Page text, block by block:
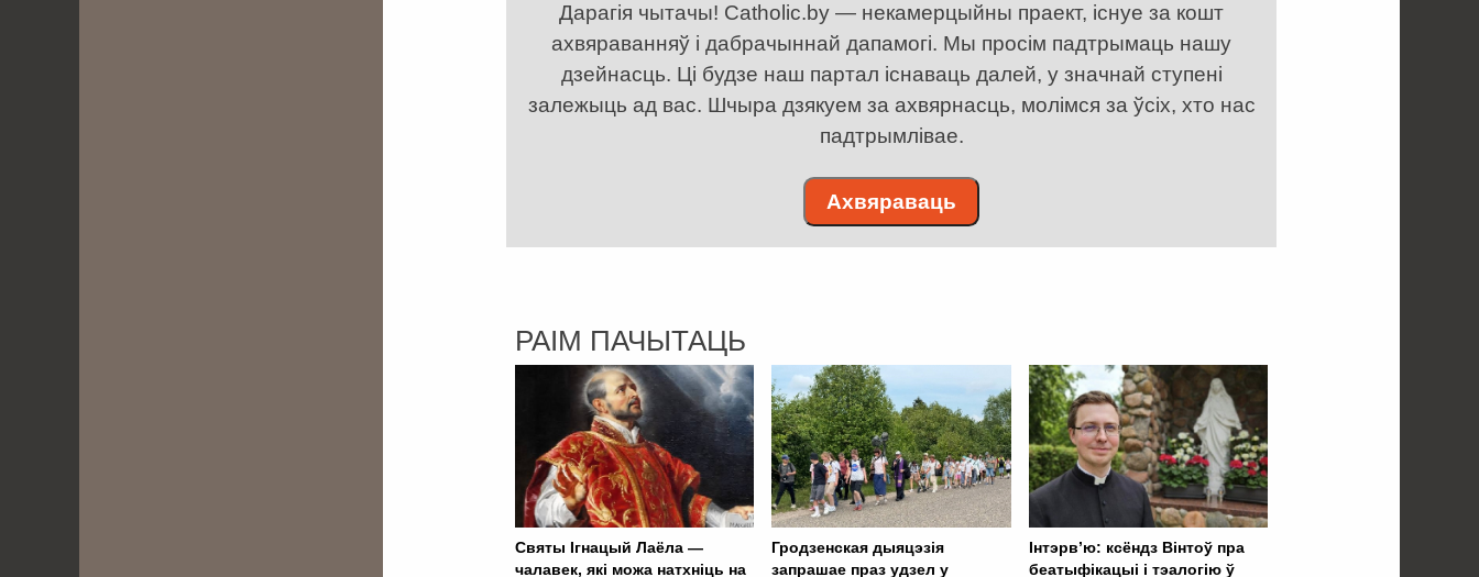
Дарагія чытачы! Catholic.by — некамерцыйны праект, існуе за кошт
ахвяраванняў і дабрачыннай дапамогі. Мы просім падтрымаць нашу
дзейнасць. Ці будзе наш партал існаваць далей, у значнай ступені
залежыць ад вас. Шчыра дзякуем за ахвярнасць, молімся за ўсіх, хто нас
падтрымлівае.
Ахвяраваць
РАІМ ПАЧЫТАЦЬ
Святы Ігнацый Лаёла —
чалавек, які можа натхніць на
Гродзенская дыяцэзія
запрашае праз удзел у
Інтэрв’ю: ксёндз Вінтоў пра
беатыфікацыі і тэалогію ў